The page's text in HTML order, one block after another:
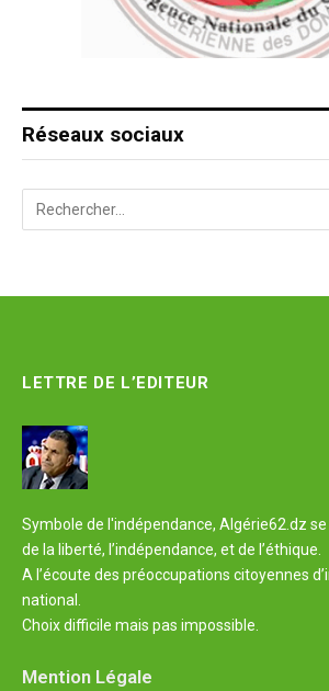
Réseaux sociaux
LETTRE DE L’EDITEUR
Symbole de l'indépendance, Algérie62.dz
de la liberté, l’indépendance, et de l’éthique.
A l’écoute des préoccupations citoyennes
national.
Choix difficile mais pas impossible.
Mention Légale